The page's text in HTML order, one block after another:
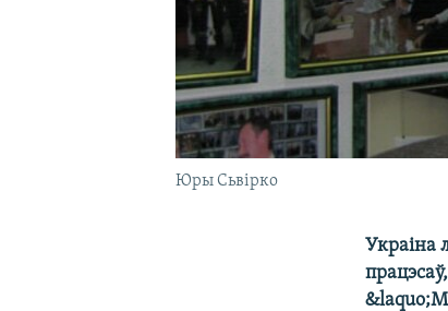
Юры Сьвірко
Украіна